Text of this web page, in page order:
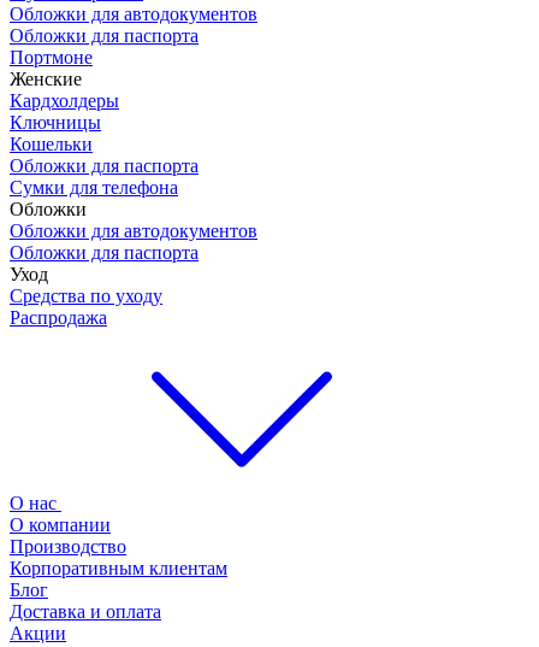
Обложки для автодокументов
Обложки для паспорта
Портмоне
Женские
Кардхолдеры
Ключницы
Кошельки
Обложки для паспорта
Сумки для телефона
Обложки
Обложки для автодокументов
Обложки для паспорта
Уход
Средства по уходу
Распродажа
О нас
О компании
Производство
Корпоративным клиентам
Блог
Доставка и оплата
Акции